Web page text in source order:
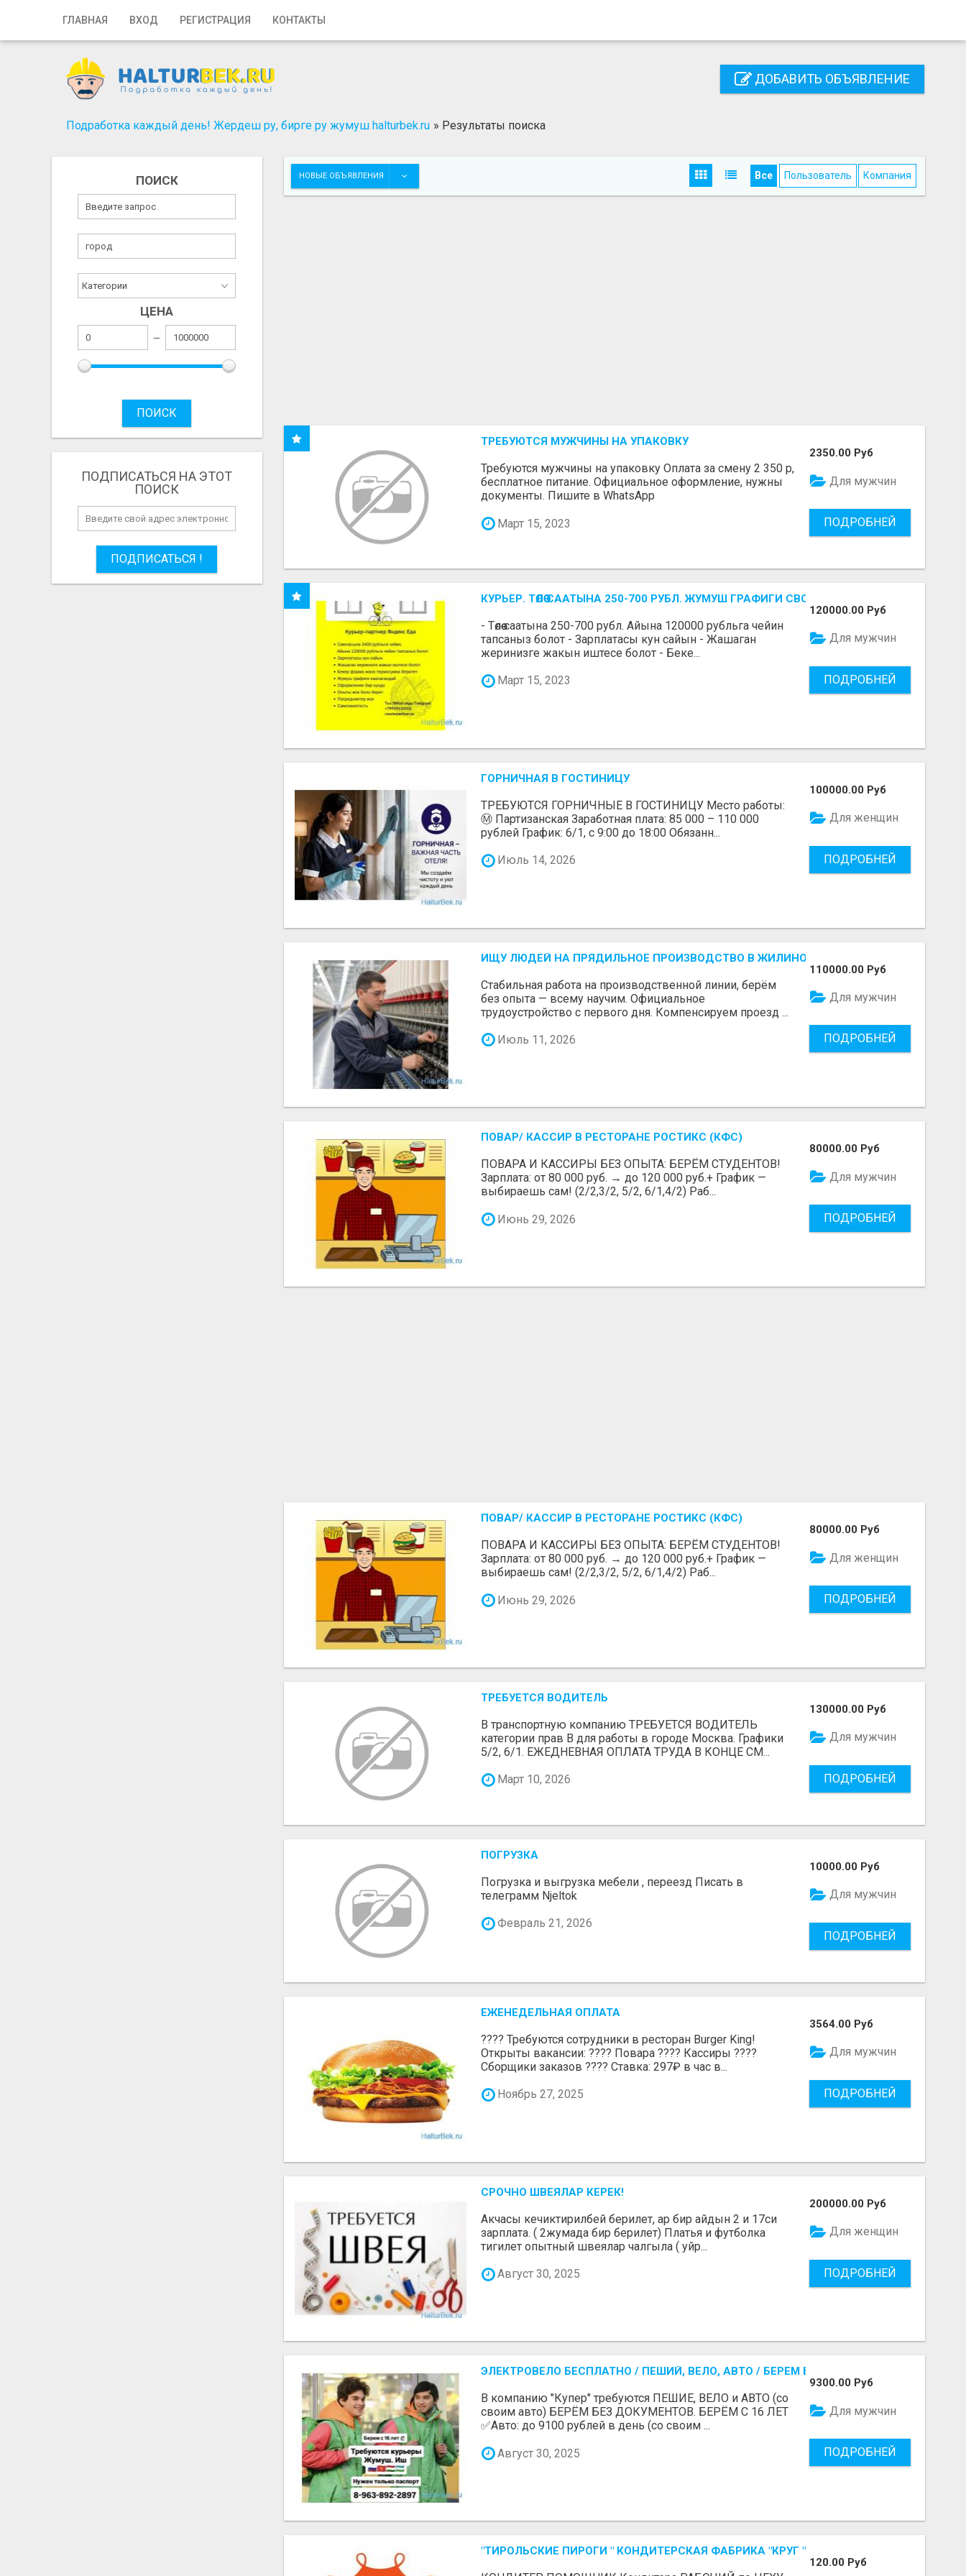
ГЛАВНАЯ ВХОД РЕГИСТРАЦИЯ КОНТАКТЫ
Главная
Регистрация ДОБАВИТЬ ОБЪЯВЛЕНИЕ
Подработка каждый день! Жердеш ру, бирге ру жумуш halturbek.ru » Результаты поиска
ПОИСК
ЦЕНА
ПОИСК
ПОДПИСАТЬСЯ НА ЭТОТ
ПОИСК
ПОДПИСАТЬСЯ !
НОВЫЕ ОБЪЯВЛЕНИЯ Все Пользователь Компания
ТРЕБУЮТСЯ МУЖЧИНЫ НА УПАКОВКУ
Требуются мужчины на упаковку Оплата за смену 2 350 р,
бесплатное питание. Официальное оформление, нужны
документы. Пишите в WhatsApp
Март 15, 2023
2350.00 Руб
Для мужчин
ПОДРОБНЕЙ
КУРЬЕР. ТӨЛӨӨ СААТЫНА 250-700 РУБЛ. ЖУМУШ ГРАФИГИ СВОБОДНЫЙ. БЕЗ ОПЫТА
- Төлөө саатына 250-700 рубл. Айына 120000 рубльга чейин
тапсаныз болот - Зарплатасы кун сайын - Жашаган
жеринизге жакын иштесе болот - Беке...
Март 15, 2023
120000.00 Руб
Для мужчин
ПОДРОБНЕЙ
ГОРНИЧНАЯ В ГОСТИНИЦУ
ТРЕБУЮТСЯ ГОРНИЧНЫЕ В ГОСТИНИЦУ Место работы:
Ⓜ️ Партизанская Заработная плата: 85 000 – 110 000
рублей График: 6/1, с 9:00 до 18:00 Обязанн...
Июль 14, 2026
100000.00 Руб
Для женщин
ПОДРОБНЕЙ
ИЩУ ЛЮДЕЙ НА ПРЯДИЛЬНОЕ ПРОИЗВОДСТВО В ЖИЛИНО-2 (ЛЮБЕРЦЫ), ФАБРИКА
Стабильная работа на производственной линии, берём
без опыта — всему научим. Официальное
трудоустройство с первого дня. Компенсируем проезд ...
Июль 11, 2026
110000.00 Руб
Для мужчин
ПОДРОБНЕЙ
ПОВАР/ КАССИР В РЕСТОРАНЕ РОСТИКС (КФС)
ПОВАРА И КАССИРЫ БЕЗ ОПЫТА: БЕРЁМ СТУДЕНТОВ!
Зарплата: от 80 000 руб. → до 120 000 руб.+ График —
выбираешь сам! (2/2,3/2, 5/2, 6/1,4/2) Раб...
Июнь 29, 2026
80000.00 Руб
Для мужчин
ПОДРОБНЕЙ
ПОВАР/ КАССИР В РЕСТОРАНЕ РОСТИКС (КФС)
ПОВАРА И КАССИРЫ БЕЗ ОПЫТА: БЕРЁМ СТУДЕНТОВ!
Зарплата: от 80 000 руб. → до 120 000 руб.+ График —
выбираешь сам! (2/2,3/2, 5/2, 6/1,4/2) Раб...
Июнь 29, 2026
80000.00 Руб
Для женщин
ПОДРОБНЕЙ
ТРЕБУЕТСЯ ВОДИТЕЛЬ
В транспортную компанию ТРЕБУЕТСЯ ВОДИТЕЛЬ
категории прав В для работы в городе Москва. Графики
5/2, 6/1. ЕЖЕДНЕВНАЯ ОПЛАТА ТРУДА В КОНЦЕ СМ...
Март 10, 2026
130000.00 Руб
Для мужчин
ПОДРОБНЕЙ
ПОГРУЗКА
Погрузка и выгрузка мебели , переезд Писать в
телеграмм Njeltok
Февраль 21, 2026
10000.00 Руб
Для мужчин
ПОДРОБНЕЙ
ЕЖЕНЕДЕЛЬНАЯ ОПЛАТА
???? Требуются сотрудники в ресторан Burger King!
Открыты вакансии: ???? Повара ???? Кассиры ????
Сборщики заказов ???? Ставка: 297₽ в час в...
Ноябрь 27, 2025
3564.00 Руб
Для мужчин
ПОДРОБНЕЙ
СРОЧНО ШВЕЯЛАР КЕРЕК!
Акчасы кечиктирилбей берилет, ар бир айдын 2 и 17си
зарплата. ( 2жумада бир берилет) Платья и футболка
тигилет опытный швеялар чалгыла ( уйр...
Август 30, 2025
200000.00 Руб
Для женщин
ПОДРОБНЕЙ
ЭЛЕКТРОВЕЛО БЕСПЛАТНО / ПЕШИЙ, ВЕЛО, АВТО / БЕРЕМ БЕЗ ДОКУМЕНТОВ / ЛЮБОЙ
В компанию "Купер" требуются ПЕШИЕ, ВЕЛО и АВТО (со
своим авто) БЕРЁМ БЕЗ ДОКУМЕНТОВ. БЕРЁМ С 16 ЛЕТ
✅Авто: до 9100 рублей в день (со своим ...
Август 30, 2025
9300.00 Руб
Для мужчин
ПОДРОБНЕЙ
"ТИРОЛЬСКИЕ ПИРОГИ " КОНДИТЕРСКАЯ ФАБРИКА "КРУГ "
120.00 Руб